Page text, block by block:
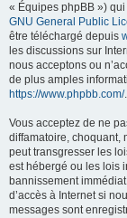
« Équipes phpBB »)
GNU General Public
être téléchargé depuis
les discussions sur
nous acceptons ou
de plus amples
https://www.phpbb.com/.
Vous acceptez de ne
diffamatoire, choquant,
peut transgresser les
est hébergé ou les lois
bannissement
d’accès à Internet si
messages sont